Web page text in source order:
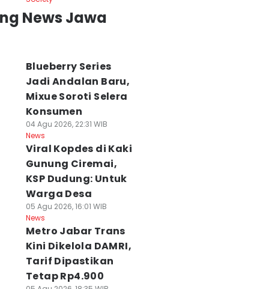
News Jawa
Blueberry Series
Jadi Andalan Baru,
Mixue Soroti Selera
Konsumen
04 Agu 2026, 22:31 WIB
News
Viral Kopdes di Kaki
Gunung Ciremai,
KSP Dudung: Untuk
Warga Desa
05 Agu 2026, 16:01 WIB
News
Metro Jabar Trans
Kini Dikelola DAMRI,
Tarif Dipastikan
Tetap Rp4.900